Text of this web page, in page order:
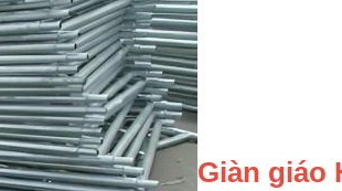
Giàn giáo